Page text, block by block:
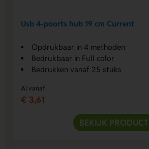
Usb 4-poorts hub 19 cm Current
Opdrukbaar in 4 methoden
Bedrukbaar in Full color
Bedrukken vanaf 25 stuks
Al vanaf
€ 3,61
BEKIJK PRODUCT